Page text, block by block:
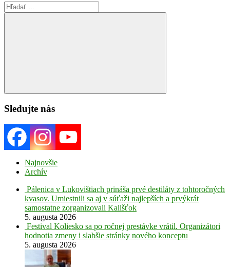
Search
for:
Search
Sledujte nás
Najnovšie
Archív
Pálenica v Lukovištiach prináša prvé destiláty z tohtoročných
kvasov. Umiestnili sa aj v súťaži najlepších a prvýkrát
samostatne zorganizovali Kališťok
5. augusta 2026
Festival Koliesko sa po ročnej prestávke vrátil. Organizátori
hodnotia zmeny i slabšie stránky nového konceptu
5. augusta 2026